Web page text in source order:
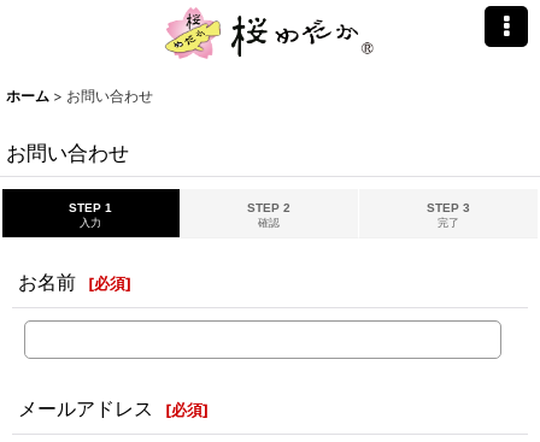
ホーム > お問い合わせ
お問い合わせ
STEP 1
入力
STEP 2
確認
STEP 3
完了
お名前 [必須]
メールアドレス [必須]